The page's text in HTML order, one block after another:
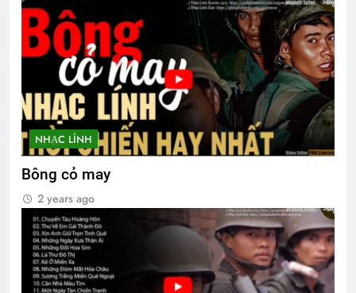
Sư Đoàn 18 Bộ Binh VNCH
2 Years Ago
NỖI ĐAU CON TIM TAN VỠ (Erika Jong)
3 Years Ago
CÀNH LÊ GỢI NHỚ
NHẠC LÍNH
Bông cỏ may
2 years ago